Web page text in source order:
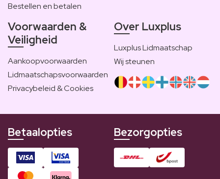
Bestellen en betalen
Voorwaarden &
Veiligheid
Aankoopvoorwaarden
Lidmaatschapsvoorwaarden
Privacybeleid & Cookies
Over Luxplus
Luxplus Lidmaatschap
Wij steunen
Betaalopties Bezorgopties